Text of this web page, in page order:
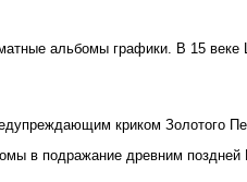
альбомы графики. В 15
криком Золотого
в подражание древним